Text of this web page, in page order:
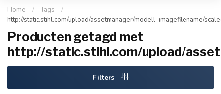
Home / Tags
/
http://static.stihl.com/upload/assetmanager/modell_imagefilename/
Producten getagd met
http://static.stihl.com/upload/
Filters